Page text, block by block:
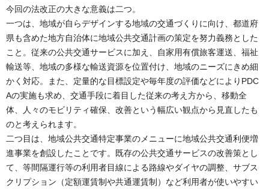
今回の法改正の大きな意義は二つ。
一つは、地域が自らデザインする地域の交通づくりに向け、都道府
県も含めた地方自治体に地域公共交通計画の策定を努力義務とした
こと。従来の公共交通サービスに加え、自家用有償旅客運送、福祉
輸送等、地域の多様な輸送資源を位置付け、地域のニーズにきめ細
かく対応。また、定量的な目標設定や毎年度の評価などによりPDC
Aの実施も求め、交通手段に着目した従来の考え方から、移動全
体、人々のモビリティ確保、改善という幅広い観点から見直したも
のと考えられます。
二つ目は、地域公共交通特定事業のメニューに地域公共交通利便増
進事業を創設したことです。既存の公共交通サービスの改善策とし
て、等間隔運行等の利用者目線による路線やダイヤの調整、サブス
クリプション（定額運賃制や共通運賃制）など利用者が使いやすい